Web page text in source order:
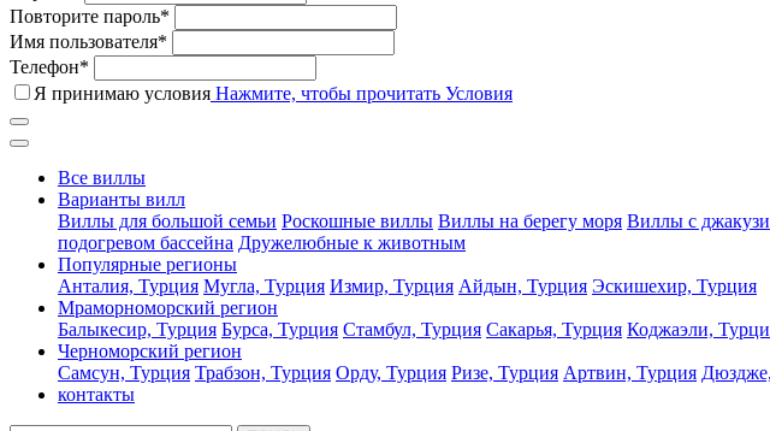
Повторите пароль*
Имя пользователя*
Телефон*
Я принимаю условия Нажмите, чтобы прочитать Условия
Все виллы
Варианты вилл
Виллы для большой семьи Роскошные виллы Виллы на берегу моря Виллы с джакузи
подогревом бассейна Дружелюбные к животным
Популярные регионы
Анталия, Турция Мугла, Турция Измир, Турция Айдын, Турция Эскишехир, Турция
Мраморноморский регион
Балыкесир, Турция Бурса, Турция Стамбул, Турция Сакарья, Турция Коджаэли,
Черноморский регион
Самсун, Турция Трабзон, Турция Орду, Турция Ризе, Турция Артвин, Турция
контакты